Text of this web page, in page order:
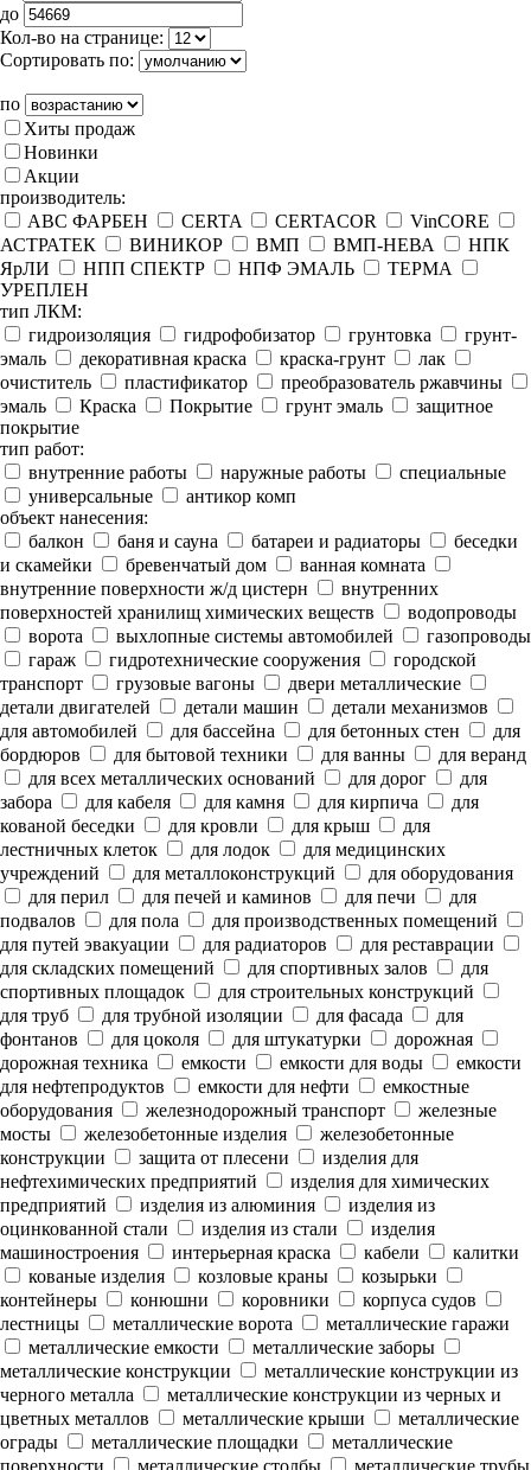
до
Кол-во на странице:
Сортировать по:
по
Хиты продаж
Новинки
Акции
производитель:
ABC ФАРБЕН
CERTA CERTACOR
VinCORE
АСТРАТЕК
ВИНИКОР ВМП ВМП-НЕВА
НПК
ЯрЛИ
НПП СПЕКТР НПФ ЭМАЛЬ
ТЕРМА
УРЕПЛЕН
тип ЛКМ:
гидроизоляция
гидрофобизатор грунтовка
грунт-
эмаль
декоративная краска краска-грунт
лак
очиститель
пластификатор
преобразователь ржавчины
эмаль
Краска Покрытие грунт эмаль
защитное
покрытие
тип работ:
внутренние работы
наружные работы
специальные
универсальные
антикор комп
объект нанесения:
балкон
баня и сауна батареи и радиаторы
беседки
и скамейки
бревенчатый дом
ванная комната
внутренние поверхности ж/д цистерн
внутренних
поверхностей хранилищ химических веществ
водопроводы
ворота
выхлопные системы автомобилей
газопроводы
гараж
гидротехнические сооружения
городской
транспорт
грузовые вагоны
двери металлические
детали двигателей
детали машин
детали механизмов
для автомобилей
для бассейна для бетонных стен
для
бордюров
для бытовой техники для ванны
для веранд
для всех металлических оснований
для дорог
для
забора
для кабеля для камня для кирпича
для
кованой беседки
для кровли для крыш
для
лестничных клеток
для лодок
для медицинских
учреждений
для металлоконструкций
для оборудования
для перил
для печей и каминов для печи
для
подвалов
для пола
для производственных помещений
для путей эвакуации
для радиаторов
для реставрации
для складских помещений
для спортивных залов
для
спортивных площадок
для строительных конструкций
для труб
для трубной изоляции для фасада
для
фонтанов
для цоколя для штукатурки
дорожная
дорожная техника
емкости емкости для воды
емкости
для нефтепродуктов
емкости для нефти
емкостные
оборудования
железнодорожный транспорт
железные
мосты
железобетонные изделия
железобетонные
конструкции
защита от плесени
изделия для
нефтехимических предприятий
изделия для химических
предприятий
изделия из алюминия
изделия из
оцинкованной стали
изделия из стали
изделия
машиностроения
интерьерная краска кабели
калитки
кованые изделия
козловые краны
козырьки
контейнеры
конюшни коровники
корпуса судов
лестницы
металлические ворота
металлические гаражи
металлические емкости
металлические заборы
металлические конструкции
металлические конструкции из
черного металла
металлические конструкции из черных и
цветных металлов
металлические крыши
металлические
ограды
металлические площадки
металлические
поверхности
металлические столбы металлические трубы